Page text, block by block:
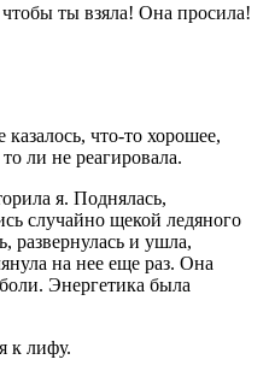
ты взяла! Она просила!
что-то хорошее,
ли не реагировала.
я. Поднялась,
случайно щекой ледяного
развернулась и ушла,
на нее еще раз. Она
Энергетика была
к лифу.